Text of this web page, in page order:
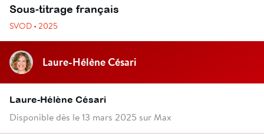
Sous-titrage français
SVOD • 2025
Laure-Hélène Césari
Laure-Hélène Césari
Disponible dès le 13 mars 2025 sur Max